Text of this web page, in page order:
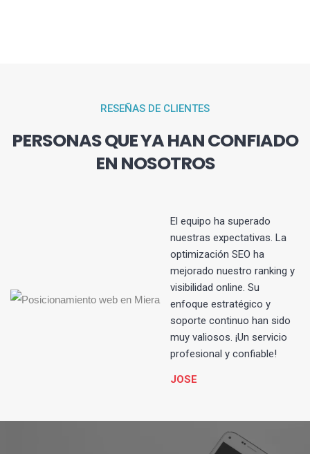
RESEÑAS DE CLIENTES
PERSONAS QUE YA HAN CONFIADO
EN NOSOTROS
El equipo ha superado
nuestras expectativas. La
optimización SEO ha
mejorado nuestro ranking y
visibilidad online. Su
enfoque estratégico y
soporte continuo han sido
muy valiosos. ¡Un servicio
profesional y confiable!
JOSE